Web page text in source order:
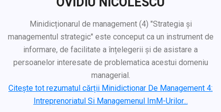
Minidicționarul de management (4) "Strategia și
managementul strategic" este conceput ca un instrument de
informare, de facilitate a înțelegerii și de asistare a
persoanelor interesate de problematica acestui domeniu
managerial.
Citește tot rezumatul cărții Minidictionar De Management 4:
Intreprenoriatul Si Managemenul ImM-Urilor...